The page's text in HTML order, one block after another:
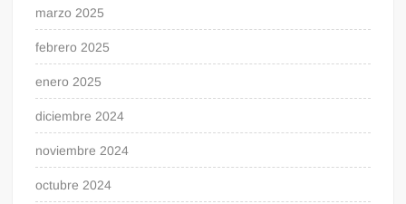
marzo 2025
febrero 2025
enero 2025
diciembre 2024
noviembre 2024
octubre 2024